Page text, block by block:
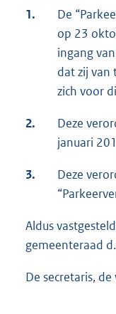
1.
De
op 23
ingang
dat zij van
zich voor
2.
Deze
januari
3.
Deze
Aldus
gemeenteraad
De secretaris,